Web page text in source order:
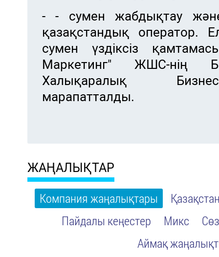
- - сумен жабдықтау
қазақстандық оператор.
сумен үздіксіз
Маркетинг" ЖШС-нің
Халықаралық
марапатталды.
ЖАҢАЛЫҚТАР
Компания жаңалықтары
Пайдалы кеңестер
Микс
Аймақ